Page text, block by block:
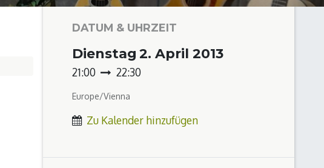
DATUM & UHRZEIT
Dienstag 2. April 2013
21:00 22:30
Europe/Vienna
Zu Kalender hinzufügen